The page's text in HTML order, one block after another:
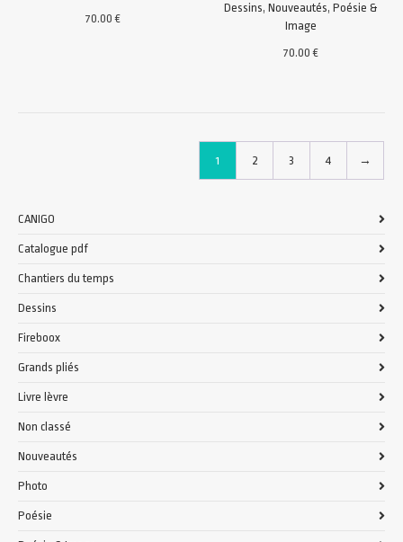
70.00€
Dessins,Nouveautés,Poésie &
Image
70.00€
1 2 3 4 →
CANIGO
Catalogue pdf
Chantiers du temps
Dessins
Fireboox
Grands pliés
Livre lèvre
Non classé
Nouveautés
Photo
Poésie